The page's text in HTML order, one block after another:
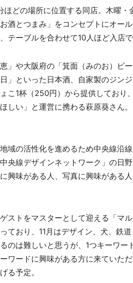
どの場所に位置する同店。木曜・
酒とつまみ」をコンセプトにオー
テーブルを合わせて10人ほど入店で
」や大阪府の「箕面（みのお）ビ
」といった日本酒、自家製のジン
こ1杯（250円）から提供しており
しい」と運営に携わる萩原葵さん
域の活性化を進めるため中央線沿
央線デザインネットワーク」の日
興味がある人、写真に興味がある
ストをマスターとして迎える「マ
ており、11月はデザイン、犬、鉄
のは難しいと思うが、1つキーワ
ワードに興味がある方に来ていた
る予定。